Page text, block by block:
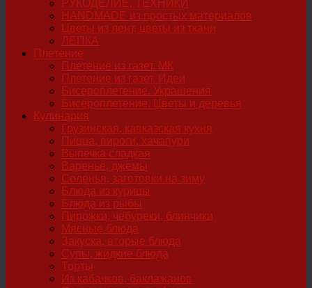
РУКОДЕЛИЕ. ТЕХНИКИ
HANDMADE из простых материалов
Цветы из лент, цветы из ткани
ЛЕПКА
Плетение
Плетение из газет. МК
Плетение из газет. Идеи
Бисероплетение. Украшения
Бисероплетение. Цветы и деревья
Кулинария
Грузинская, кавказская кухня
Пицца, пироги, хачапури
Выпечка сладкая
Варенье, джемы
Соленья, заготовки на зиму
Блюда из курицы
Блюда из рыбы
Пирожки, чебуреки, блинчики
Мясные блюда
Закуска, вторые блюда
Супы, жидкие блюда
Торты
Из кабачков, баклажанов